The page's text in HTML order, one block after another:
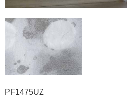
PF1475UZ